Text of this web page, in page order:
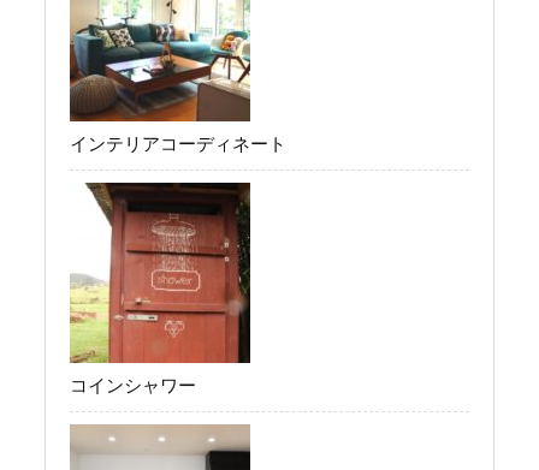
インテリアコーディネート
コインシャワー